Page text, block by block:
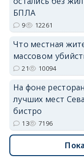
БПЛА
9 12261
Что местная
массовом
21 10094
На фоне
лучших мест
бистро
13 7196